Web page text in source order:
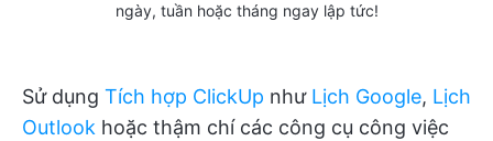
ngày, tuần hoặc tháng ngay lập tức!
Sử dụng Tích hợp ClickUp như Lịch Google, Lịch
Outlook hoặc thậm chí các công cụ công việc